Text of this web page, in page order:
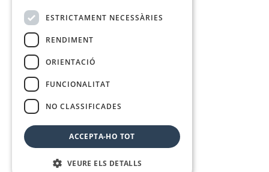
ESTRICTAMENT NECESSÀRIES
RENDIMENT
ORIENTACIÓ
FUNCIONALITAT
NO CLASSIFICADES
ACCEPTA-HO TOT
VEURE ELS DETALLS